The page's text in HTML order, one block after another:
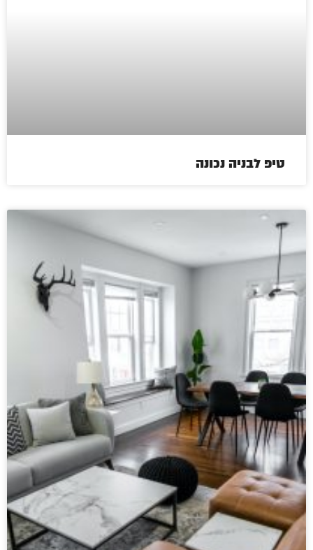
טיפ לבניה נכונה